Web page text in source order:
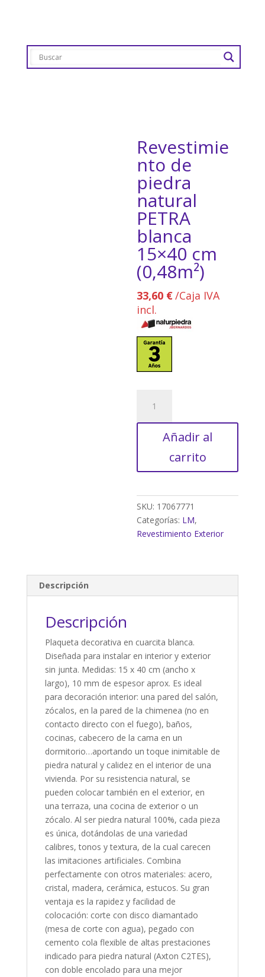
Revestimie
nto de
piedra
natural
PETRA
blanca
15×40 cm
(0,48m²)
33,60 €/Caja IVA
incl.
piedra
(0,48m²)
cantidad
Añadir al
carrito
SKU: 17067771
Categorías: LM,
Revestimiento Exterior
Descripción
Descripción
Plaqueta decorativa en cuarcita blanca.
Diseñada para instalar en interior y exterior
sin junta. Medidas: 15 x 40 cm (ancho x
largo), 10 mm de espesor aprox. Es ideal
para decoración interior: una pared del salón,
zócalos, en la pared de la chimenea (no en
contacto directo con el fuego), baños,
cocinas, cabecero de la cama en un
dormitorio…aportando un toque inimitable de
piedra natural y calidez en el interior de una
vivienda. Por su resistencia natural, se
pueden colocar también en el exterior, en
una terraza, una cocina de exterior o un
zócalo. Al ser piedra natural 100%, cada pieza
es única, dotándolas de una variedad
calibres, tonos y textura, de la cual carecen
las imitaciones artificiales. Combina
perfectamente con otros materiales: acero,
cristal, madera, cerámica, estucos. Su gran
ventaja es la rapidez y facilidad de
colocación: corte con disco diamantado
(mesa de corte con agua), pegado con
cemento cola flexible de altas prestaciones
indicado para piedra natural (Axton C2TES),
con doble encolado para una mejor